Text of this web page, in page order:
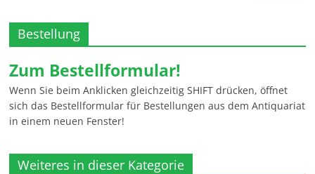
Bestellung
Zum Bestellformular!
Wenn Sie beim Anklicken gleichzeitig SHIFT drücken, öffnet
sich das Bestellformular für Bestellungen aus dem Antiquariat
in einem neuen Fenster!
Weiteres in dieser Kategorie